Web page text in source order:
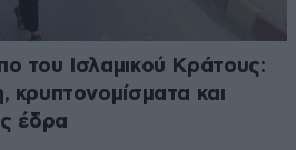
του Ισλαμικού Κράτους:
κρυπτονομίσματα και
έδρα